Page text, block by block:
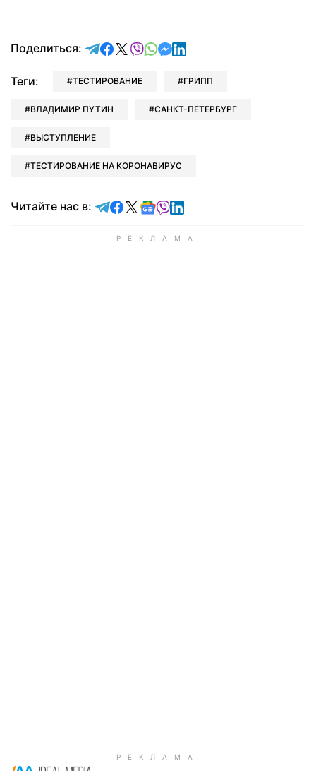
Поделиться: отправить в Telegram
поделиться в Facebook
поделиться в X
отправить в Viber
отправить в Whatsapp
отправить в Messenger
отправить в LinkedIn
Теги: ТЕСТИРОВАНИЕ ГРИПП
ВЛАДИМИР ПУТИН САНКТ-ПЕТЕРБУРГ
ВЫСТУПЛЕНИЕ
ТЕСТИРОВАНИЕ НА КОРОНАВИРУС
Читайте нас в: Читайте в Telegram
Читайте в Facebook
Читайте в X
Читайте в Google news
Читайте в Viber
Читайте в LinkedIn